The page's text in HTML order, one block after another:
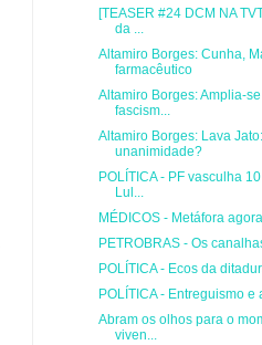
[TEASER #24 DCM NA
da ...
Altamiro Borges: Cunha,
farmacêutico
Altamiro Borges: Amplia-
fascism...
Altamiro Borges: Lava
unanimidade?
POLÍTICA - PF vasculha
Lul...
MÉDICOS - Metáfora
PETROBRAS - Os
POLÍTICA - Ecos da
POLÍTICA - Entreguismo e
Abram os olhos para o
viven...